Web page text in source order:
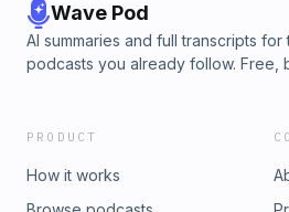
Wave Pod
AI summaries and full transcripts for
podcasts you already follow. Free,
PRODUCT
How it works